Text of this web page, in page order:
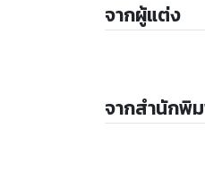
จากผู้แต่ง
จากสำนักพิ